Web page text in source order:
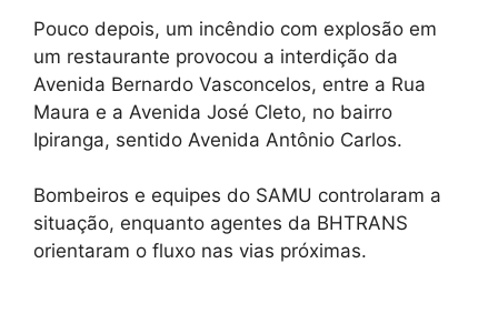
Pouco depois, um incêndio com explosão em
um restaurante provocou a interdição da
Avenida Bernardo Vasconcelos, entre a Rua
Maura e a Avenida José Cleto, no bairro
Ipiranga, sentido Avenida Antônio Carlos.
Bombeiros e equipes do SAMU controlaram a
situação, enquanto agentes da BHTRANS
orientaram o fluxo nas vias próximas.